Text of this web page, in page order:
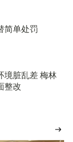
简单处罚
乱差 梅林
整改